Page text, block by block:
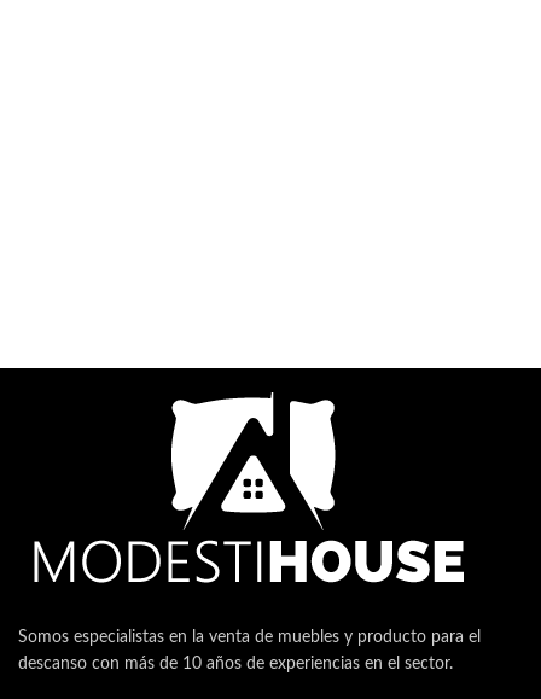
Somos especialistas en la venta de muebles y producto para el
descanso con más de 10 años de experiencias en el sector.